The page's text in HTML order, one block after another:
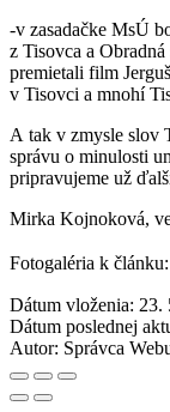
-v zasadačke MsÚ
z Tisovca a
premietali film
v Tisovci a mnohí
A tak v zmysle slov
správu o minulosti
pripravujeme už
Mirka Kojnoková,
Fotogaléria k článku:
Dátum vloženia: 23.
Dátum poslednej
Autor: Správca